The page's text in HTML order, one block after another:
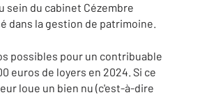
sein du cabinet Cézembre
dans la gestion de patrimoine.
possibles pour un contribuable
euros de loyers en 2024. Si ce
loue un bien nu (c'est-à-dire